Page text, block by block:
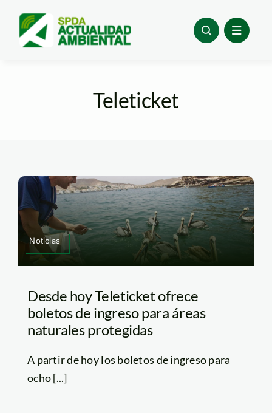
content
Teleticket
Noticias
Desde hoy Teleticket ofrece
boletos de ingreso para áreas
naturales protegidas
A partir de hoy los boletos de ingreso para
ocho [...]